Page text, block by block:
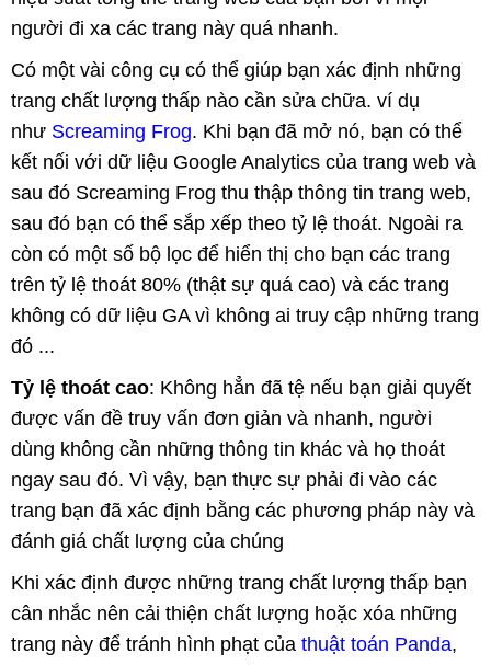
người đi xa các trang này quá nhanh.
Có một vài công cụ có thể giúp bạn xác định những
trang chất lượng thấp nào cần sửa chữa. ví dụ
như Screaming Frog. Khi bạn đã mở nó, bạn có thể
kết nối với dữ liệu Google Analytics của trang web và
sau đó Screaming Frog thu thập thông tin trang web,
sau đó bạn có thể sắp xếp theo tỷ lệ thoát. Ngoài ra
còn có một số bộ lọc để hiển thị cho bạn các trang
trên tỷ lệ thoát 80% (thật sự quá cao) và các trang
không có dữ liệu GA vì không ai truy cập những trang
đó ...
Tỷ lệ thoát cao: Không hẳn đã tệ nếu bạn giải quyết
được vấn đề truy vấn đơn giản và nhanh, người
dùng không cần những thông tin khác và họ thoát
ngay sau đó. Vì vậy, bạn thực sự phải đi vào các
trang bạn đã xác định bằng các phương pháp này và
đánh giá chất lượng của chúng
Khi xác định được những trang chất lượng thấp bạn
cân nhắc nên cải thiện chất lượng hoặc xóa những
trang này để tránh hình phạt của thuật toán Panda,